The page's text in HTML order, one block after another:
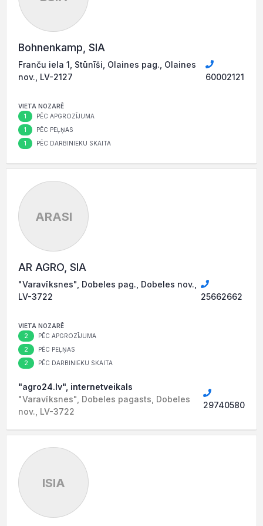
Bohnenkamp, SIA
Franču iela 1, Stūnīši, Olaines pag., Olaines
nov., LV-2127
60002121
VIETA NOZARĒ
1 PĒC APGROZĪJUMA
1 PĒC PEĻŅAS
1 PĒC DARBINIEKU SKAITA
ARASI
AR AGRO, SIA
"Varavīksnes", Dobeles pag., Dobeles nov.,
LV-3722
25662662
VIETA NOZARĒ
2 PĒC APGROZĪJUMA
2 PĒC PEĻŅAS
2 PĒC DARBINIEKU SKAITA
"agro24.lv", internetveikals
"Varavīksnes", Dobeles pagasts, Dobeles
nov., LV-3722
29740580
ISIA